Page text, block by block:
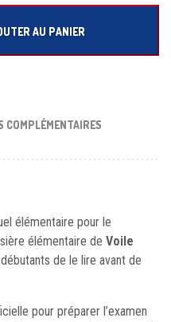
AU PANIER
COMPLÉMENTAIRES
élémentaire pour le
élémentaire de Voile
de le lire avant de
pour préparer l’examen